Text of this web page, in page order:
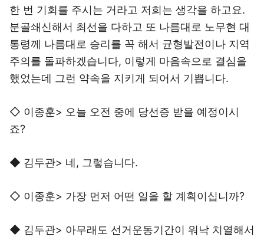
한 번 기회를 주시는 거라고 저희는 생각을 하고요.
분골쇄신해서 최선을 다하고 또 나름대로 노무현 대
통령께 나름대로 승리를 꼭 해서 균형발전이나 지역
주의를 돌파하겠습니다, 이렇게 마음속으로 결심을
했었는데 그런 약속을 지키게 되어서 기쁩니다.
◇ 이종훈> 오늘 오전 중에 당선증 받을 예정이시
죠?
◆ 김두관> 네, 그렇습니다.
◇ 이종훈> 가장 먼저 어떤 일을 할 계획이십니까?
◆ 김두관> 아무래도 선거운동기간이 워낙 치열해서